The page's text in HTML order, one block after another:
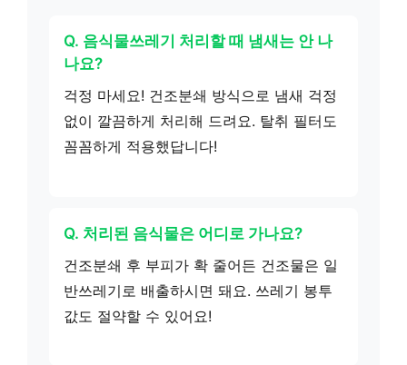
Q. 음식물쓰레기 처리할 때 냄새는 안 나
나요?
걱정 마세요! 건조분쇄 방식으로 냄새 걱정
없이 깔끔하게 처리해 드려요. 탈취 필터도
꼼꼼하게 적용했답니다!
Q. 처리된 음식물은 어디로 가나요?
건조분쇄 후 부피가 확 줄어든 건조물은 일
반쓰레기로 배출하시면 돼요. 쓰레기 봉투
값도 절약할 수 있어요!